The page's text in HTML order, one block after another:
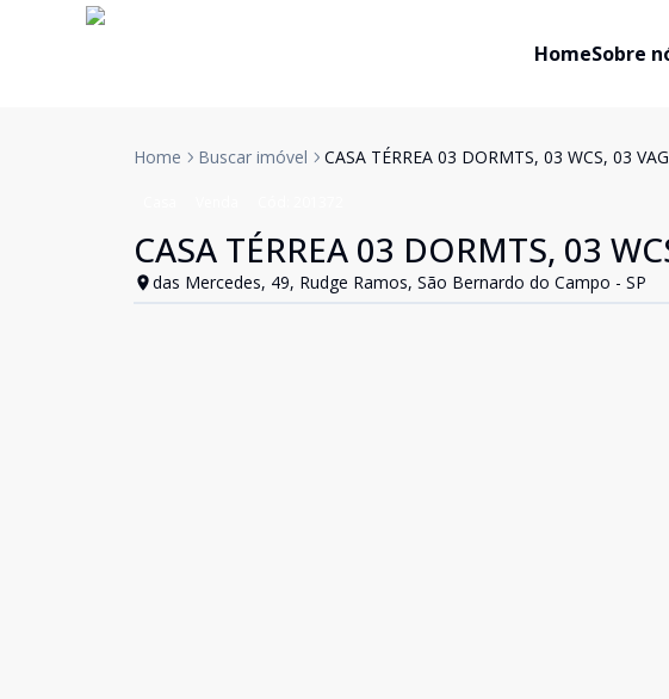
HomeSobre
Home Buscar imóvel CASA TÉRREA 03 DORMTS, 03 WCS, 03
CASA TÉRREA 03 DORMTS, 03
das Mercedes, 49, Rudge Ramos, São Bernardo do Campo - SP